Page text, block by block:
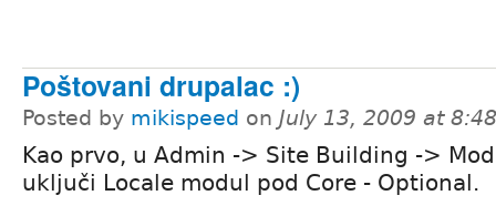
Poštovani drupalac :)
Posted by mikispeed on July 13, 2009 at
Kao prvo, u Admin -> Site Building ->
uključi Locale modul pod Core - Optional.